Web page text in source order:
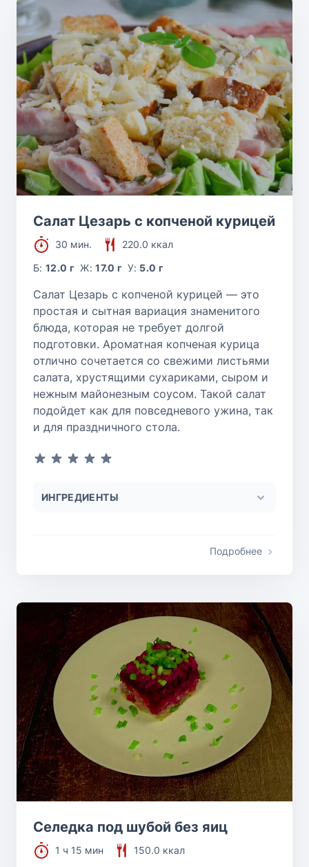
Салат Цезарь с копченой курицей
30 мин.
220.0 ккал
Б:12.0 г Ж:17.0 г У: 5.0 г
Салат Цезарь с копченой курицей — это
простая и сытная вариация знаменитого
блюда, которая не требует долгой
подготовки. Ароматная копченая курица
отлично сочетается со свежими листьями
салата, хрустящими сухариками, сыром и
нежным майонезным соусом. Такой салат
подойдет как для повседневого ужина, так
и для праздничного стола.
ИНГРЕДИЕНТЫ
Подробнее
Селедка под шубой без яиц
1 ч 15 мин
150.0 ккал